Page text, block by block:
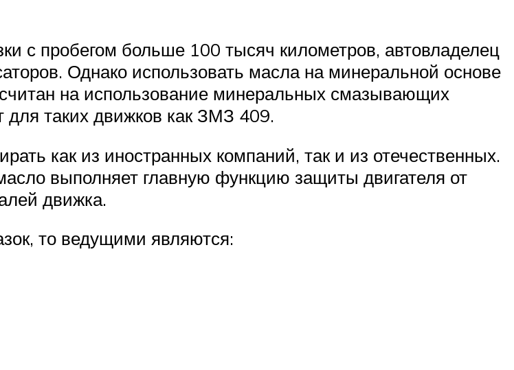
с пробегом больше 100 тысяч километров, автовладелец
Однако использовать масла на минеральной основе
на использование минеральных смазывающих
для таких движков как ЗМЗ 409.
как из иностранных компаний, так и из отечественных.
выполняет главную функцию защиты двигателя от
движка.
то ведущими являются: